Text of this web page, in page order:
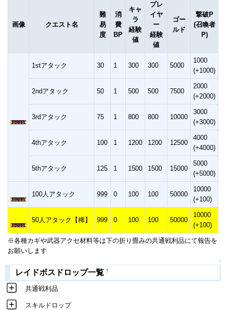
画像 クエスト名
難
易
度
消
費
BP
キャ
ラ
経験
値
プレ
イヤ
ー
経験
値
ゴー
ルド
撃破P
(召喚者
P)
1stアタック 30 1 300 300 5000
1000
(+1000)
2ndアタック 50 1 500 500 7500
2000
(+2000)
3rdアタック 75 1 800 800 10000
3000
(+3000)
4thアタック 100 1 1200 1200 12500
4000
(+4000)
5thアタック 125 1 1500 1500 15000
5000
(+5000)
100人アタック 999 0 100 100 50000
10000
(+100)
50人アタック【稀】 999 0 100 100 50000
10000
(+100)
※各種カギや武器アクセ材料等は下の折り畳みの共通戦利品にて報告を
お願いします
↑
レイドボスドロップ一覧 †
共通戦利品
スキルドロップ